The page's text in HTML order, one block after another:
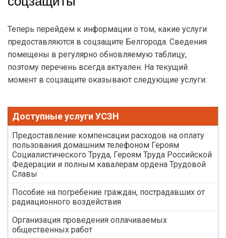
Теперь перейдем к информации о том, какие услуги
предоставляются в соцзащите Белгорода. Сведения
помещены в регулярно обновляемую таблицу,
поэтому перечень всегда актуален. На текущий
момент в соцзащите оказывают следующие услуги:
Доступные услуги УСЗН
Предоставление компенсации расходов на оплату
пользования домашним телефоном Героям
Социалистического Труда, Героям Труда Российской
Федерации и полным кавалерам ордена Трудовой
Славы
Пособие на погребение граждан, пострадавших от
радиационного воздействия
Организация проведения оплачиваемых
общественных работ